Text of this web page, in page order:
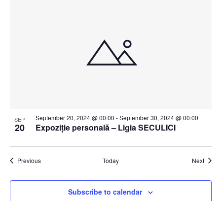
SEP
20 Expoziție personală – Ligia SECULICI
September 20, 2024 @ 00:00 -September 30, 2024 @ 00:00
PreviousEvents Today Next
Subscribe to calendar